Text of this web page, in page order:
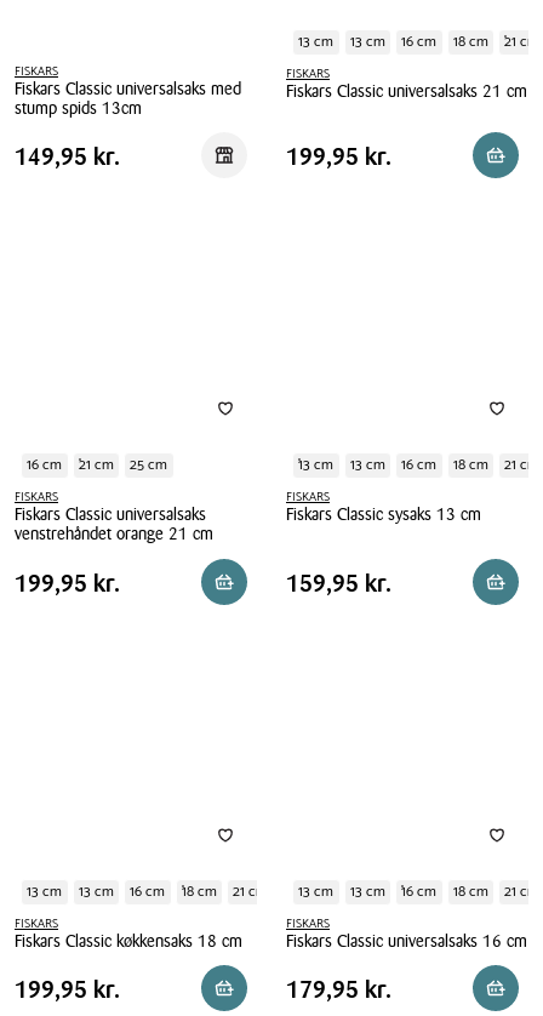
FISKARS
Fiskars Classic universalsaks med
stump spids 13cm
Fiskars
Classic
Pris
Pris 149,95 kr.
149,95 kr. Reservér i butik
13 cm 13 cm 16 cm 18 cm 21 cm
FISKARS
Fiskars Classic universalsaks 21 cm
Classic
universalsaks
Pris
Pris 199,95 kr.
199,95 kr.
16 cm 21 cm 25 cm
FISKARS
Fiskars Classic universalsaks
venstrehåndet orange 21 cm
Fiskars
Classic
Pris
Pris 199,95 kr.
199,95 kr. Reservér i butik
13 cm 13 cm 16 cm 18 cm 21 cm
FISKARS
Fiskars Classic sysaks 13 cm
Classic
sysaks
Pris
Pris 159,95 kr.
159,95 kr.
13 cm 13 cm 16 cm 18 cm 21 cm
FISKARS
Fiskars Classic køkkensaks 18 cm
Fiskars
Classic
Pris
Pris 199,95 kr.
199,95 kr. Reservér i butik
13 cm 13 cm 16 cm 18 cm 21 cm
FISKARS
Fiskars Classic universalsaks 16 cm
Fiskars
Classic
Pris
Pris 179,95 kr.
179,95 kr. Læg i